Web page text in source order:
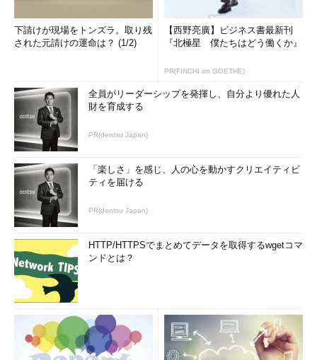
下請けが現場をトンズラ。取り残
された元請けの運命は？ (1/2)
【西野亮廣】ビジネス書最新刊
『北極星 僕たちはどう働くか』
PR(FINCHI on GOETHE)
全員がリーダーシップを発揮し、自分より優れた人
財を育成する
PR(dentsu Japan)
「楽しさ」を感じ、人の心を動かすクリエイティビ
ティを届ける
PR(dentsu Japan)
HTTP/HTTPSでまとめてデータを取得するwgetコマ
ンドとは？